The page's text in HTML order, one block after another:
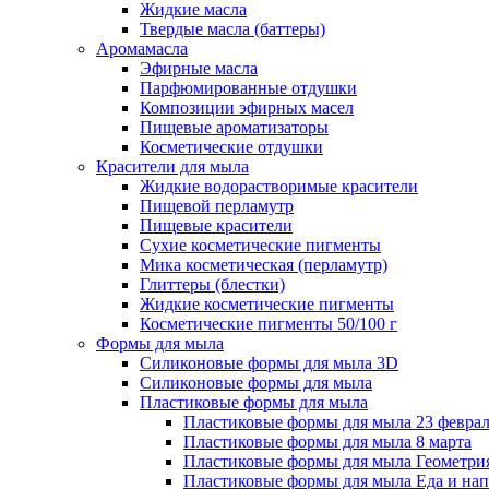
Жидкие масла
Твердые масла (баттеры)
Аромамасла
Эфирные масла
Парфюмированные отдушки
Композиции эфирных масел
Пищевые ароматизаторы
Косметические отдушки
Красители для мыла
Жидкие водорастворимые красители
Пищевой перламутр
Пищевые красители
Сухие косметические пигменты
Мика косметическая (перламутр)
Глиттеры (блестки)
Жидкие косметические пигменты
Косметические пигменты 50/100 г
Формы для мыла
Силиконовые формы для мыла 3D
Силиконовые формы для мыла
Пластиковые формы для мыла
Пластиковые формы для мыла 23
Пластиковые формы для мыла 8 марта
Пластиковые формы для мыла
Пластиковые формы для мыла Еда и